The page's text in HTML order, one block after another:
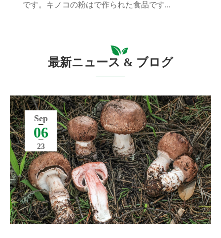
です。キノコの粉はで作られた食品です...
最新ニュース & ブログ
Sep
06
23